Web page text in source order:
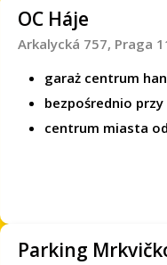
OC Háje
Arkalycká 757, Praga
garaż centrum
bezpośrednio
centrum miasta
Parking